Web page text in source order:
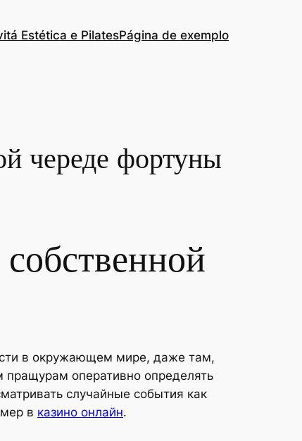
Estética e PilatesPágina de exemplo
череде фортуны
в окружающем мире, даже там,
пращурам оперативно определять
случайные события как
в казино онлайн.